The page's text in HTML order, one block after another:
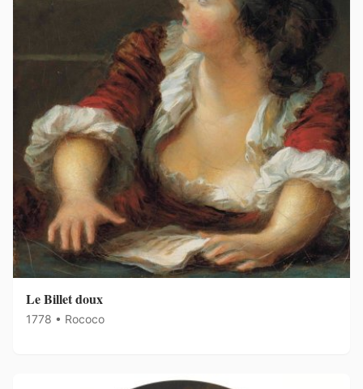
Le Billet doux
1778 • Rococo